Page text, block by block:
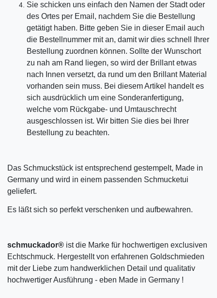
Sie schicken uns einfach den Namen der Stadt oder
des Ortes per Email, nachdem Sie die Bestellung
getätigt haben. Bitte geben Sie in dieser Email auch
die Bestellnummer mit an, damit wir dies schnell Ihrer
Bestellung zuordnen können. Sollte der Wunschort
zu nah am Rand liegen, so wird der Brillant etwas
nach Innen versetzt, da rund um den Brillant Material
vorhanden sein muss. Bei diesem Artikel handelt es
sich ausdrücklich um eine Sonderanfertigung,
welche vom Rückgabe- und Umtauschrecht
ausgeschlossen ist. Wir bitten Sie dies bei Ihrer
Bestellung zu beachten.
Das Schmuckstück ist entsprechend gestempelt, Made in
Germany und wird in einem passenden Schmucketui
geliefert.
Es läßt sich so perfekt verschenken und aufbewahren.
schmuckador® ist die Marke für hochwertigen exclusiven
Echtschmuck. Hergestellt von erfahrenen Goldschmieden
mit der Liebe zum handwerklichen Detail und qualitativ
hochwertiger Ausführung - eben Made in Germany !